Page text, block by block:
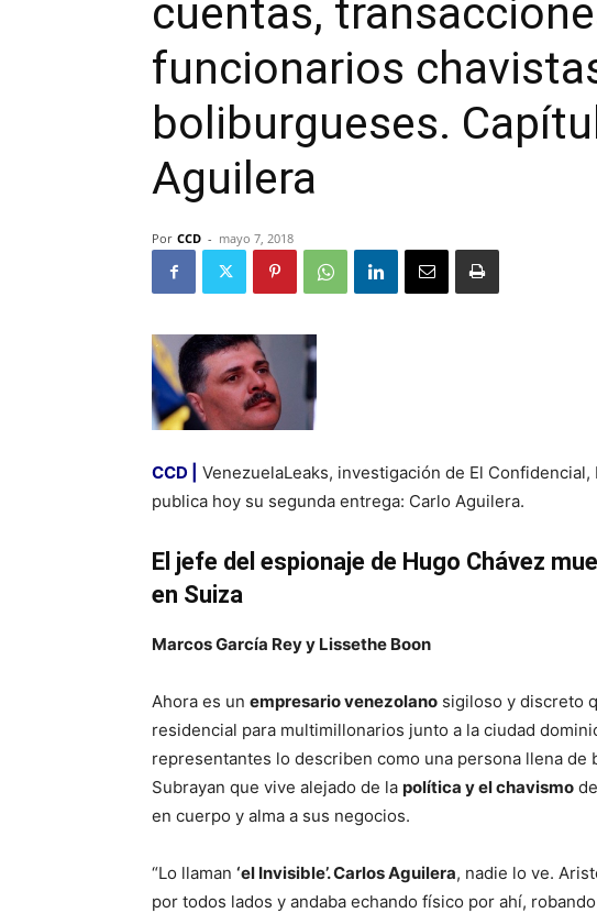
cuentas,
funcionarios
boliburgueses.
Aguilera
Por CCD - mayo 7, 2018
CCD |
VenezuelaLeaks, investigación de El
publica hoy su segunda entrega: Carlo Aguilera.
El jefe del espionaje de Hugo Chávez
en Suiza
Marcos García Rey y Lissethe Boon
Ahora es un empresario venezolano sigiloso y discreto
residencial para multimillonarios junto a la ciudad
representantes lo describen como una persona llena de
Subrayan que vive alejado de la política y el chavismo
en cuerpo y alma a sus negocios.
“Lo llaman ‘el Invisible’. Carlos Aguilera, nadie lo ve.
por todos lados y andaba echando físico por ahí,